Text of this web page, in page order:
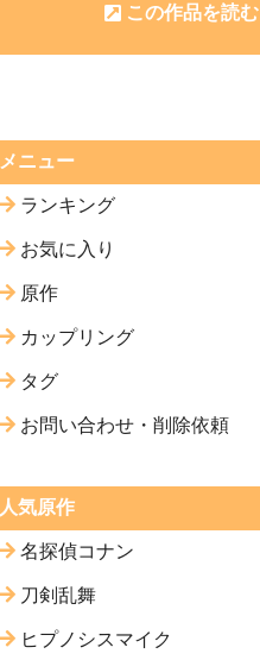
この作品を読む
メニュー
ランキング
お気に入り
原作
カップリング
タグ
お問い合わせ・削除依頼
人気原作
名探偵コナン
刀剣乱舞
ヒプノシスマイク